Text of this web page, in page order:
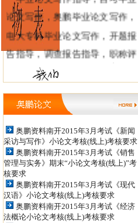
论文写作，奥鹏毕业论文写作，
电大专科毕业论文写作，开题报
告指导，调查报告指导，职称评
审，职称论文发表。 毕业论文指
箱：tianshanxiezuo@126.com 职
称论文发表QQ: 979934524，
852398450 投稿信箱：
jiaoshizhijia888@126.com
奥鹏资料南开2015年3月考试《新闻
采访与写作》小论文考核(线上)考核要求
奥鹏资料南开2015年3月考试《销售
管理与实务》期末“小论文考核(线上)”考
核要求
奥鹏资料南开2015年3月考试《现代
汉语》小论文考核(线上)考核要求
奥鹏资料南开2015年3月考试《经济
法概论小论文考核(线上)考核要求